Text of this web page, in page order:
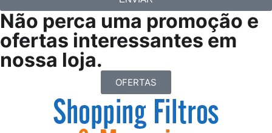
Não perca uma promoção e
ofertas interessantes em
nossa loja.
OFERTAS